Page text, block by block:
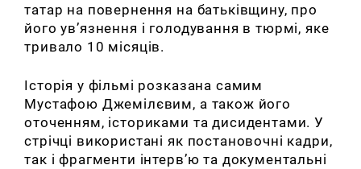
татар на повернення на батьківщину, про
його ув’язнення і голодування в тюрмі, яке
тривало 10 місяців.
Історія у фільмі розказана самим
Мустафою Джемілєвим, а також його
оточенням, істориками та дисидентами. У
стрічці використані як постановочні кадри,
так і фрагменти інтерв’ю та документальні